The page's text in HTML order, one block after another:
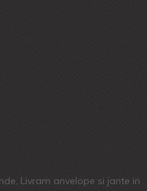
Livram anvelope si jante in